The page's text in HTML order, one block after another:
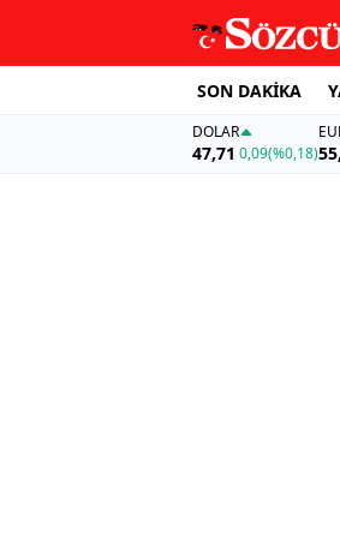
SON DAKİKA
DOLAR
47,71 0,09(%0,18)